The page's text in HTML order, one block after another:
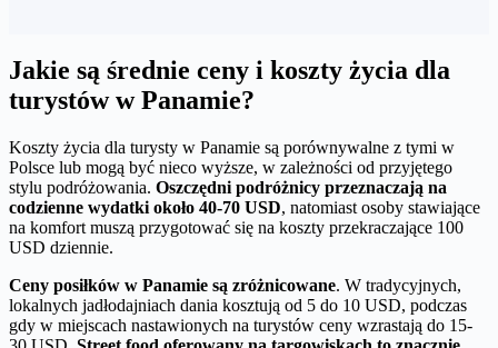
Jakie są średnie ceny i koszty życia dla
turystów w Panamie?
Koszty życia dla turysty w Panamie są porównywalne z tymi w
Polsce lub mogą być nieco wyższe, w zależności od przyjętego
stylu podróżowania. Oszczędni podróżnicy przeznaczają na
codzienne wydatki około 40-70 USD, natomiast osoby stawiające
na komfort muszą przygotować się na koszty przekraczające 100
USD dziennie.
Ceny posiłków w Panamie są zróżnicowane. W tradycyjnych,
lokalnych jadłodajniach dania kosztują od 5 do 10 USD, podczas
gdy w miejscach nastawionych na turystów ceny wzrastają do 15-